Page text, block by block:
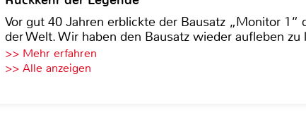
Vor gut 40 Jahren erblickte der Bausatz „Monitor 1“
der Welt. Wir haben den Bausatz wieder aufleben zu
>> Mehr erfahren
>> Alle anzeigen